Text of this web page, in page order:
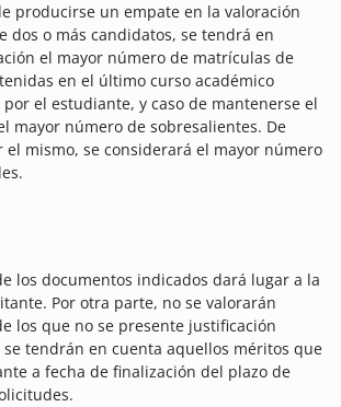
producirse un empate en la valoración
dos o más candidatos, se tendrá en
el mayor número de matrículas de
en el último curso académico
por el estudiante, y caso de mantenerse el
mayor número de sobresalientes. De
el mismo, se considerará el mayor número
los documentos indicados dará lugar a la
Por otra parte, no se valorarán
los que no se presente justificación
tendrán en cuenta aquellos méritos que
a fecha de finalización del plazo de